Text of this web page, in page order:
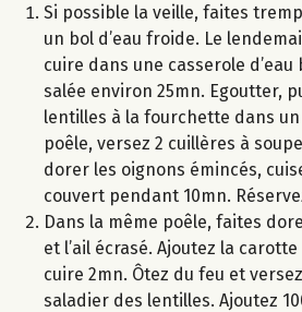
Si possible la veille, faites
un bol d’eau froide. Le
cuire dans une casserole d’eau
salée environ 25mn. Egoutter,
lentilles à la fourchette dans
poêle, versez 2 cuillères à
dorer les oignons émincés,
couvert pendant 10mn.
Dans la même poêle, faites
et l’ail écrasé. Ajoutez la
cuire 2mn. Ôtez du feu et
saladier des lentilles. Ajoutez